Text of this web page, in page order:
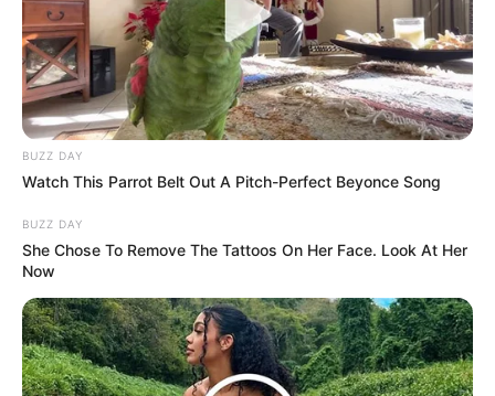
(foto: shelterness)
8. Untuk yang suka masak di dapur juga jangan
khawatir deh, unsur bebatuan pas juga kan
disandingkan dengan peralatan masak modern
BUZZ DAY
Watch This Parrot Belt Out A Pitch-Perfect Beyonce Song
BUZZ DAY
She Chose To Remove The Tattoos On Her Face. Look At Her
Now